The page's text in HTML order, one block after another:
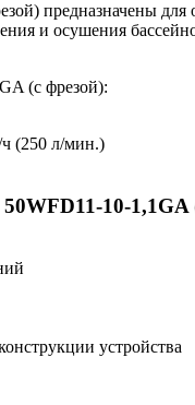
предназначены
и осушения
(с фрезой):
ч (250 л/мин.)
10-1,1GA
устройства